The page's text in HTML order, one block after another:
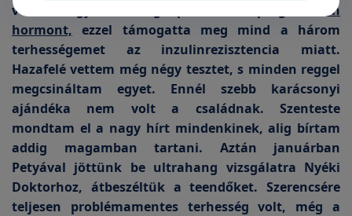
velem együtt. Megkaptam a
progeszteron
hormont, ezzel támogatta meg mind a három
terhességemet az inzulinrezisztencia miatt.
Hazafelé vettem még négy tesztet, s minden reggel
megcsináltam egyet. Ennél szebb karácsonyi
ajándéka nem volt a családnak. Szenteste
mondtam el a nagy hírt mindenkinek, alig bírtam
addig magamban tartani. Aztán januárban
Petyával jöttünk be ultrahang vizsgálatra Nyéki
Doktorhoz, átbeszéltük a teendőket. Szerencsére
teljesen problémamentes terhesség volt, még a